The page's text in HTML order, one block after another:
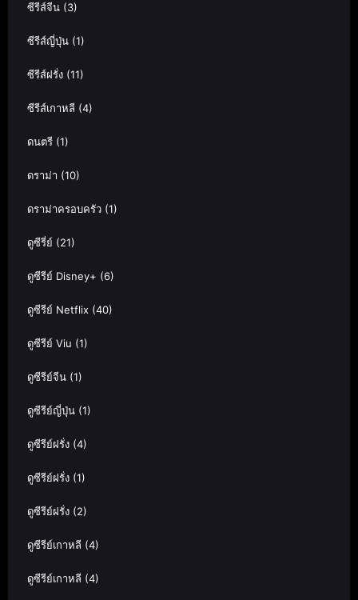
ซีรีส์จีน (3)
ซีรีส์ญี่ปุ่น (1)
ซีรีส์ฝรั่ง (11)
ซีรีส์เกาหลี (4)
ดนตรี (1)
ดราม่า (10)
ดราม่าครอบครัว (1)
ดูซีรี่ย์ (21)
ดูซีรีย์ Disney+ (6)
ดูซีรีย์ Netflix (40)
ดูซีรีย์ Viu (1)
ดูซีรีย์จีน (1)
ดูซีรีย์ญี่ปุ่น (1)
ดูซีรีย์ฝรั่ง (4)
ดูซีรีย์ฝรั่ง (1)
ดูซีรีย์ฝรั่ง (2)
ดูซีรีย์เกาหลี (4)
ดูซีรีย์เกาหลี (4)